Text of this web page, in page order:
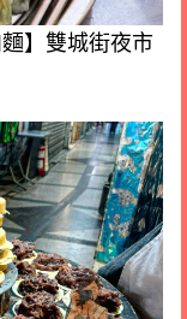
】雙城街夜市